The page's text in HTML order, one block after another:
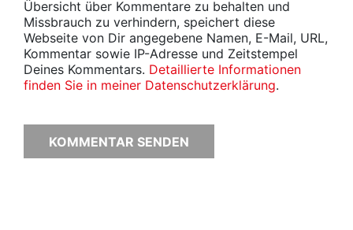
Übersicht über Kommentare zu behalten und
Missbrauch zu verhindern, speichert diese
Webseite von Dir angegebene Namen, E-Mail, URL,
Kommentar sowie IP-Adresse und Zeitstempel
Deines Kommentars. Detaillierte Informationen
finden Sie in meiner Datenschutzerklärung.